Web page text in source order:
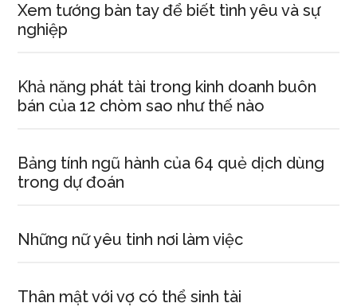
Xem tướng bàn tay để biết tình yêu và sự
nghiệp
Khả năng phát tài trong kinh doanh buôn
bán của 12 chòm sao như thế nào
Bảng tính ngũ hành của 64 quẻ dịch dùng
trong dự đoán
Những nữ yêu tinh nơi làm việc
Thân mật với vợ có thể sinh tài